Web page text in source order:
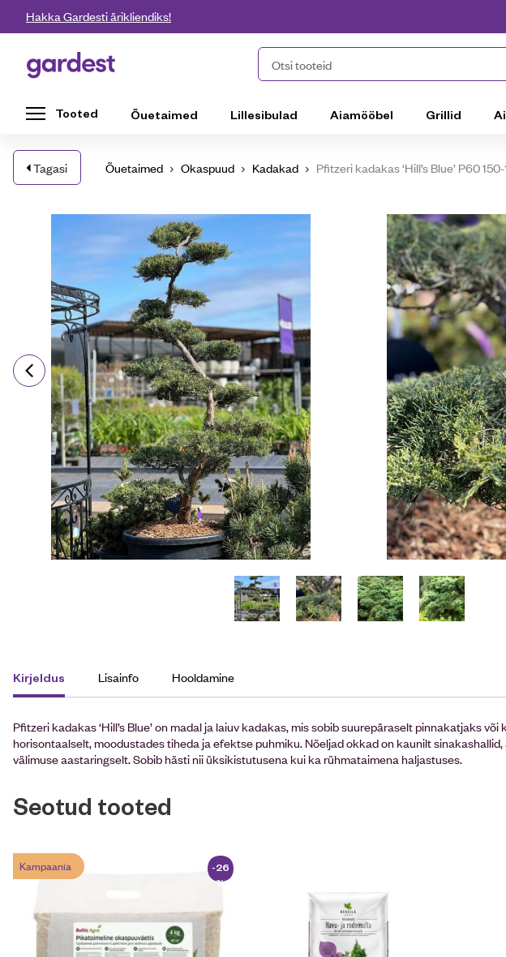
Liigu edasi põhisisu juurde
Hakka Gardesti ärikliendiks!
Gardest Otsi tooteid
Tooted Õuetaimed Lillesibulad Aiamööbel Grillid
Tagasi Õuetaimed Okaspuud Kadakad Pfitzeri kadakas ‘Hill’s Blue’ P60
Kirjeldus Lisainfo Hooldamine
Pfitzeri kadakas ‘Hill’s Blue’ on madal ja laiuv kadakas, mis sobib suurepäraselt pinnakatjaks
horisontaalselt, moodustades tiheda ja efektse puhmiku. Nõeljad okkad on kaunilt
välimuse aastaringselt. Sobib hästi nii üksikistutusena kui ka rühmataimena haljastuses.
Seotud tooted
Kampaania
-26
%